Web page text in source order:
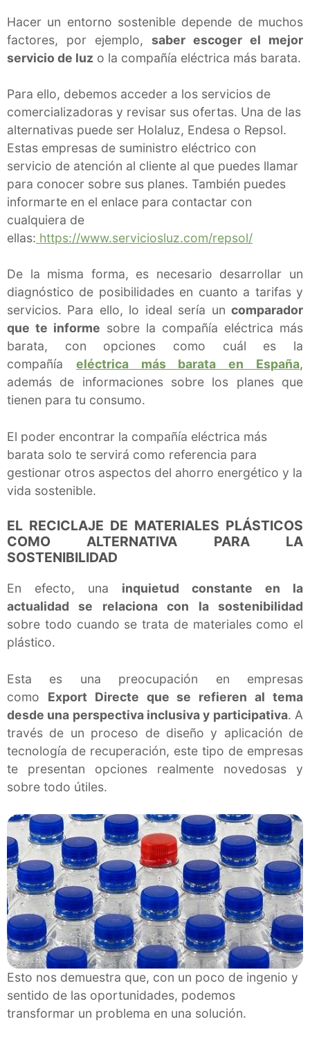
Hacer un entorno sostenible depende de muchos
factores, por ejemplo, saber escoger el mejor
servicio de luz o la compañía eléctrica más barata.
Para ello, debemos acceder a los servicios de
comercializadoras y revisar sus ofertas. Una de las
alternativas puede ser Holaluz, Endesa o Repsol.
Estas empresas de suministro eléctrico con
servicio de atención al cliente al que puedes llamar
para conocer sobre sus planes. También puedes
informarte en el enlace para contactar con
cualquiera de
ellas: https://www.serviciosluz.com/repsol/
De la misma forma, es necesario desarrollar un
diagnóstico de posibilidades en cuanto a tarifas y
servicios. Para ello, lo ideal sería un comparador
que te informe sobre la compañía eléctrica más
barata, con opciones como cuál es la
compañía eléctrica más barata en España,
además de informaciones sobre los planes que
tienen para tu consumo.
El poder encontrar la compañía eléctrica más
barata solo te servirá como referencia para
gestionar otros aspectos del ahorro energético y la
vida sostenible.
EL RECICLAJE DE MATERIALES PLÁSTICOS
COMO ALTERNATIVA PARA LA
SOSTENIBILIDAD
En efecto, una inquietud constante en la
actualidad se relaciona con la sostenibilidad
sobre todo cuando se trata de materiales como el
plástico.
Esta es una preocupación en empresas
como Export Directe que se refieren al tema
desde una perspectiva inclusiva y participativa. A
través de un proceso de diseño y aplicación de
tecnología de recuperación, este tipo de empresas
te presentan opciones realmente novedosas y
sobre todo útiles.
Esto nos demuestra que, con un poco de ingenio y
sentido de las oportunidades, podemos
transformar un problema en una solución.